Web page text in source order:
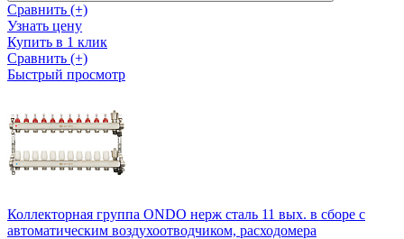
Сравнить (+)
Узнать цену
Купить в 1 клик
Сравнить (+)
Быстрый просмотр
Коллекторная группа ONDO нерж сталь 11 вых. в сборе с
автоматическим воздухоотводчиком, расходомера